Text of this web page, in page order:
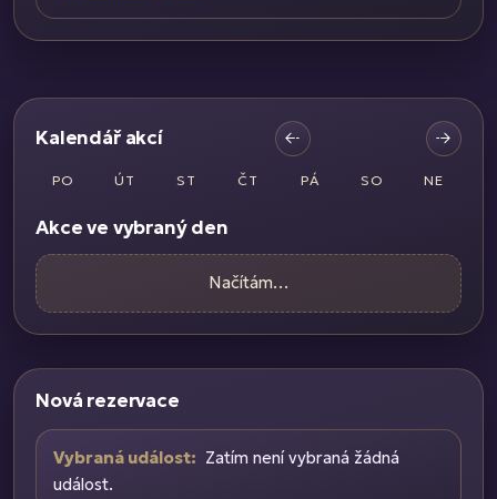
Kalendář akcí
PO ÚT ST ČT PÁ SO NE
Akce ve vybraný den
Načítám…
Nová rezervace
Vybraná událost: Zatím není vybraná žádná
událost.